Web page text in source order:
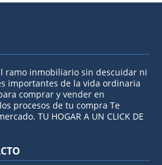
ramo inmobiliario sin descuidar ni
importantes de la vida ordinaria
comprar y vender en
procesos de tu compra Te
TU HOGAR A UN CLICK DE